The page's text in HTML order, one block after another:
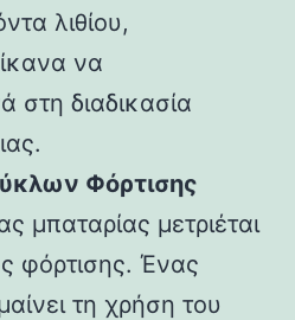
λιθίου,
να
στη διαδικασία
Φόρτισης
μπαταρίας μετριέται
φόρτισης. Ένας
τη χρήση του